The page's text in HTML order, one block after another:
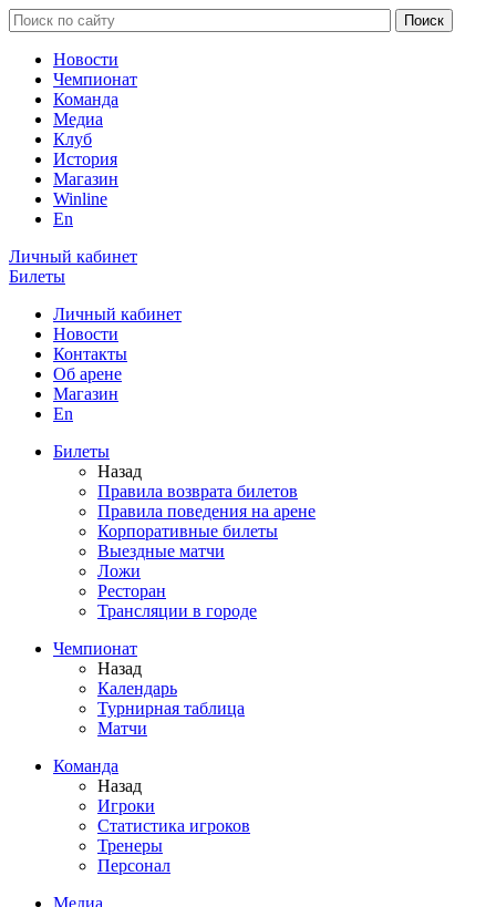
Новости
Чемпионат
Команда
Медиа
Клуб
История
Магазин
Winline
En
Личный кабинет
Билеты
Личный кабинет
Новости
Контакты
Об арене
Магазин
En
Билеты
Назад
Правила возврата билетов
Правила поведения на арене
Корпоративные билеты
Выездные матчи
Ложи
Ресторан
Трансляции в городе
Чемпионат
Назад
Календарь
Турнирная таблица
Матчи
Команда
Назад
Игроки
Статистика игроков
Тренеры
Персонал
Медиа